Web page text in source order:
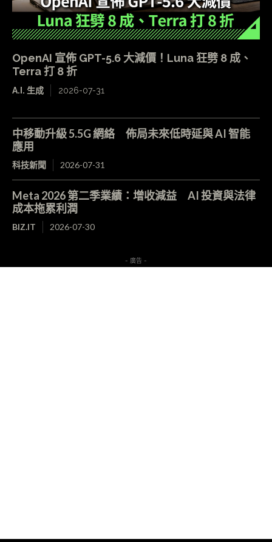
OpenAI 宣佈 GPT-5.6 大減價！Luna 狂劈 8 成、
Terra 打 8 折
A.I. 生成 2026-07-31
中移動升級 5.5G 網絡 佈局未來低時延與 AI 智能
應用
科技新聞 2026-07-31
Meta 2026 第二季業績：增收減益 AI 投資與法律
成本拖累利潤
BIZ.IT 2026-07-30
- 廣告 -